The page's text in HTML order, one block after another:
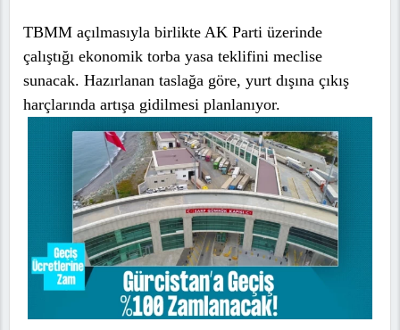
TBMM açılmasıyla birlikte AK Parti üzerinde
çalıştığı ekonomik torba yasa teklifini meclise
sunacak. Hazırlanan taslağa göre, yurt dışına çıkış
harçlarında artışa gidilmesi planlanıyor.